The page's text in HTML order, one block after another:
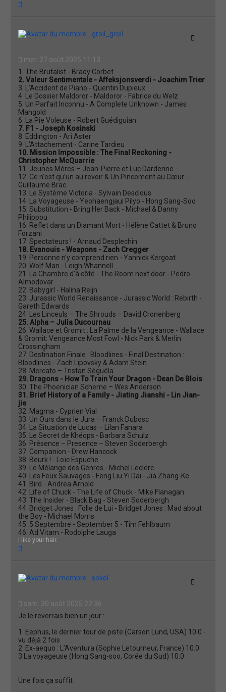
u
groil_groil
Citation
mer. 27 août 2025 11:13
1. The Brutalist - Brady Corbet
2. Valeur Sentimentale - Affeksjonsverdi - Joachim Trier
3. L’Accident de Piano - Quentin Dupieux
4. Le Dossier Maldoror - Maldoror - Fabrice du Welz
5. Un Parfait Inconnu - A Complete Unknown - James
Mangold
6. La Pie Voleuse - Robert Guédiguian
7. F1 - Joseph Kosinski
8. Eddington - Ari Aster
9. L'Attachement - Carine Tardieu
10. Mission Impossible : The Final Reckoning -
Christopher McQuarrie
11. Jeunes Mères – Jean-Pierre et Luc Dardenne
12. Ce n’est qu’un au revoir & Un Pincement au Cœur -
Guillaume Brac
13. Le Système Victoria - Sylvain Desclous
14. La Voyageuse - Yeohaengjaui Pilyo - Hong Sang-Soo
15. Substitution - Bring Her Back - Michael & Danny
Philippou
16. Reflet dans un Diamant Mort - Hélène Cattet & Bruno
Forzani
17. Spectateurs ! - Arnaud Desplechin
18. Evanouis - Weapons - Zach Cregger
19. Personne n'y comprend rien - Yannick Kergoat
20. Wolf Man - Leigh Whannell
21. La Chambre d'à côté - The Room next door - Pedro
Almodovar
22. Babygirl - Halina Reijn
23. Jurassic World Renaissance - Jurassic World : Rebirth -
Gareth Edwards
24. Les Linceuls – The Shrouds – David Cronenberg
25. Alpha – Julia Ducournau
26. Wallace et Gromit : La Palme de la Vengeance - Wallace
& Gromit: Vengeance Most Fowl - Nick Park & Merlin
Crossingham
27. Destination Finale : Bloodlines - Final Destination :
Bloodlines - Zach Lipovsky & Adam Stein
28. Mercato – Tristan Séguéla
29. Dragons - How To Train Your Dragon - Dean De Blois
30. The Phoenician Scheme – Wes Anderson
31. Brief History of a Family - Jiating Jianshi - Lin Jian-
jie
32. Magma - Cyprien Vial
33. Un Ours dans le Jura – Franck Dubosc
34. La Situation de Lucas – Lilan Fanara
35. Le Secret de Khéops - Barbara Schulz
36. Présence – Presence – Steven Soderbergh
37. Companion - Drew Hancock
38. Beurk ! - Loïc Espuche
39. Le Mélange des Genres - Michel Leclerc
40. Les Feux Sauvages - Feng Liu Yi Dai - Jia Zhang-Ke
41. Bird - Andrea Arnold
42. Life of Chuck - The Life of Chuck - Mike Flanagan
43. The Insider - Black Bag - Steven Soderbergh
44. Bridget Jones : Folle de Lui - Bridget Jones : Mad about
the Boy - Michael Morris
45. 5 Septembre - September 5 - Tim Fehlbaum
46. Ad Vitam - Rodolphe Lauga
I like your hair.
u
sokol
Citation
sam. 30 août 2025 22:36
Je le reverrais bien un jour :
1. Eephus, le dernier tour de piste (Carson Lund, USA) 10.0 -
vu déjà 2 fois
2. Ex-aequo : L’Aventura (Sophie Letourneur, France) 10.0
3.La voyageuse (Hong Sang-soo, Corée du Sud) 10.0
Une fois ça suffît :